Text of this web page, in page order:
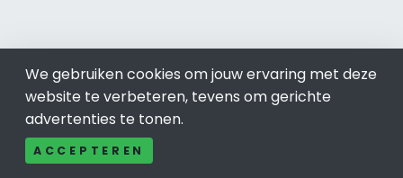
Bekend in Hoeksche Waard
Restaurants Hoeksche Waard
Catering Hoeksche Waard
Schoonheidssalon Hoeksche Waard
Tandartspraktijken Hoeksche Waard
We gebruiken cookies om jouw ervaring met deze
website te verbeteren, tevens om gerichte
advertenties te tonen.
ACCEPTEREN